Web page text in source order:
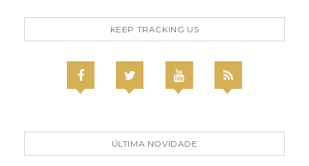
KEEP TRACKING US
ÚLTIMA NOVIDADE